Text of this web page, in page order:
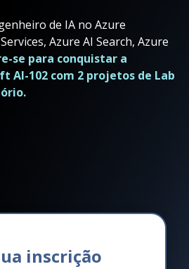
de IA no Azure
Azure AI Search, Azure
se para conquistar a
AI-102 com 2 projetos de Lab
inscrição